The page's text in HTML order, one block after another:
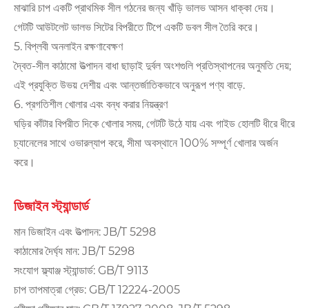
মাঝারি চাপ একটি প্রাথমিক সীল গঠনের জন্য খাঁড়ি ভালভ আসন ধাক্কা দেয়।
গেটটি আউটলেট ভালভ সিটের বিপরীতে টিপে একটি ডবল সীল তৈরি করে।
5. বিপ্লবী অনলাইন রক্ষণাবেক্ষণ
দ্বৈত-সীল কাঠামো উত্পাদন বাধা ছাড়াই দুর্বল অংশগুলি প্রতিস্থাপনের অনুমতি দেয়;
এই প্রযুক্তি উভয় দেশীয় এবং আন্তর্জাতিকভাবে অনুরূপ পণ্য বাড়ে.
6. প্রগতিশীল খোলার এবং বন্ধ করার নিয়ন্ত্রণ
ঘড়ির কাঁটার বিপরীত দিকে খোলার সময়, গেটটি উঠে যায় এবং গাইড হোলটি ধীরে ধীরে
চ্যানেলের সাথে ওভারল্যাপ করে, সীমা অবস্থানে 100% সম্পূর্ণ খোলার অর্জন
করে।
ডিজাইন স্ট্যান্ডার্ড
মান ডিজাইন এবং উত্পাদন: JB/T 5298
কাঠামোর দৈর্ঘ্য মান: JB/T 5298
সংযোগ ফ্ল্যাঞ্জ স্ট্যান্ডার্ড: GB/T 9113
চাপ তাপমাত্রা গ্রেড: GB/T 12224-2005